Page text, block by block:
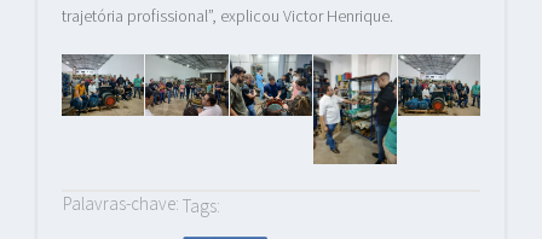
trajetória profissional”, explicou Victor Henrique.
Palavras-chave: Tags: